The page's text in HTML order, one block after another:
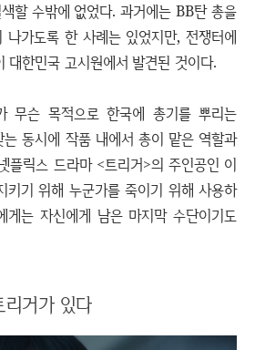
할 수밖에 없었다. 과거에는 BB탄 총을
나가도록 한 사례는 있었지만, 전쟁터에
대한민국 고시원에서 발견된 것이다.
무슨 목적으로 한국에 총기를 뿌리는
동시에 작품 내에서 총이 맡은 역할과
플릭스 드라마 <트리거>의 주인공인 이
키기 위해 누군가를 죽이기 위해 사용하
게는 자신에게 남은 마지막 수단이기도
거가 있다